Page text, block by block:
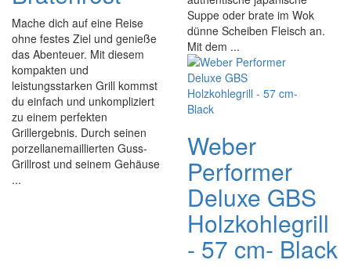
Mache dich auf eine Reise
ohne festes Ziel und genieße
das Abenteuer. Mit diesem
kompakten und
leistungsstarken Grill kommst
du einfach und unkompliziert
zu einem perfekten
Grillergebnis. Durch seinen
porzellanemaillierten Guss-
Grillrost und seinem Gehäuse
...
Suppe oder brate im Wok
dünne Scheiben Fleisch an.
Mit dem ...
Weber
Performer
Deluxe GBS
Holzkohlegrill
- 57 cm- Black